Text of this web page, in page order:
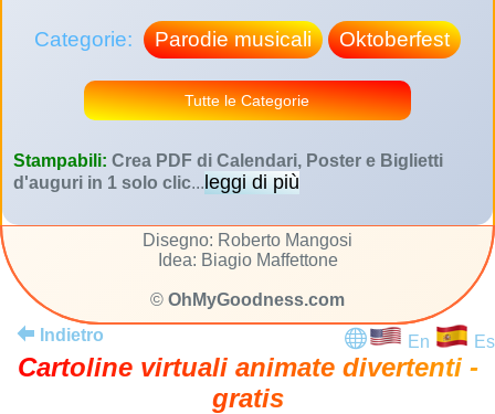
Categorie: Parodie musicali Oktoberfest
Tutte le Categorie
Stampabili: Crea PDF di Calendari, Poster e Biglietti
d'auguri in 1 solo clic...leggi di più
Disegno: Roberto Mangosi
Idea: Biagio Maffettone
© OhMyGoodness.com
Indietro
En Es
Cartoline virtuali animate divertenti -
gratis